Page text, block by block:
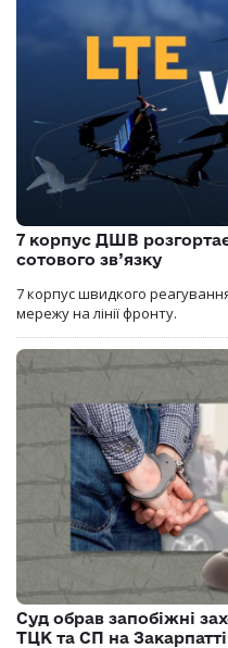
7 корпус ДШВ
сотового зв’язку
7 корпус швидкого
мережу на лінії фронту.
Суд обрав запобіжні
ТЦК та СП на Закарпатті